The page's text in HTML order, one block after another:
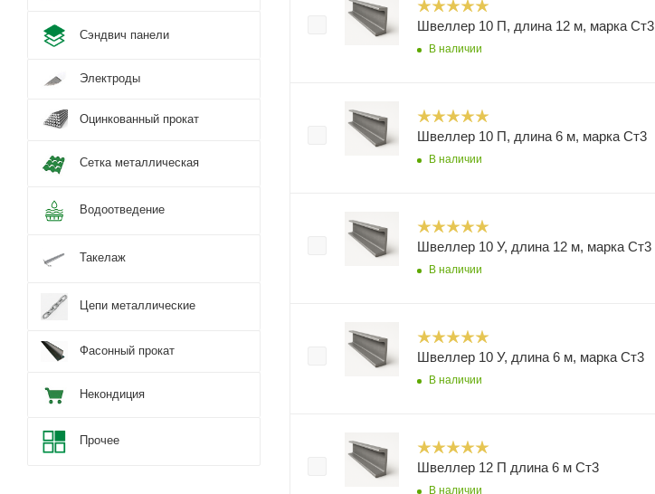
Швеллер 10 П, длина 12 м, марка Ст3
В наличии
Швеллер 10 П, длина 6 м, марка Ст3
В наличии
Швеллер 10 У, длина 12 м, марка Ст3
В наличии
Швеллер 10 У, длина 6 м, марка Ст3
В наличии
Швеллер 12 П длина 6 м Ст3
В наличии
Сэндвич панели
Электроды
Оцинкованный прокат
Сетка металлическая
Водоотведение
Такелаж
Цепи металлические
Фасонный прокат
Некондиция
Прочее